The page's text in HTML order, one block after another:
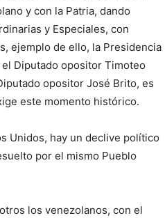
y con la Patria, dando
y Especiales, con
ejemplo de ello, la Presidencia
Diputado opositor Timoteo
opositor José Brito, es
este momento histórico.
Unidos, hay un declive político
por el mismo Pueblo
los venezolanos, con el